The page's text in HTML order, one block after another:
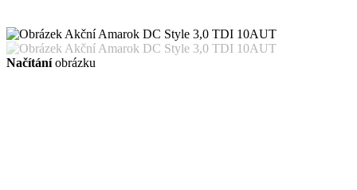
Načítáníobrázku